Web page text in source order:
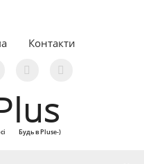
Контакти
Будь в Pluse-)